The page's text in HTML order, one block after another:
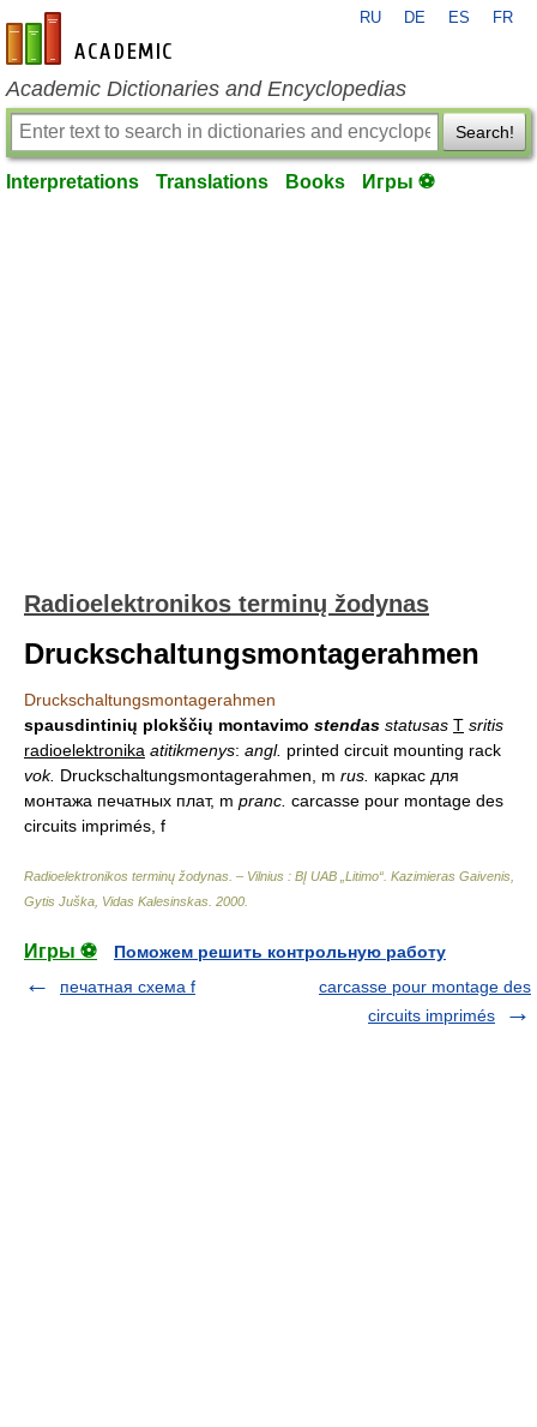
en-academic.com
RU DE ES FR
Academic Dictionaries and Encyclopedias
Search!
Interpretations Translations Books Игры ⚽
Radioelektronikos terminų žodynas
Druckschaltungsmontagerahmen
Druckschaltungsmontagerahmen
spausdintinių plokščių montavimo stendas statusas T sritis
radioelektronika atitikmenys: angl. printed circuit mounting rack
vok. Druckschaltungsmontagerahmen, m rus. каркас для
монтажа печатных плат, m pranc. carcasse pour montage des
circuits imprimés, f
Radioelektronikos terminų žodynas. – Vilnius : BĮ UAB „Litimo“ Kazimieras Gaivenis,
Gytis Juška, Vidas Kalesinskas 2000
Игры ⚽
Поможем решить контрольную работу
печатная схема f
carcasse pour montage des
circuits imprimés